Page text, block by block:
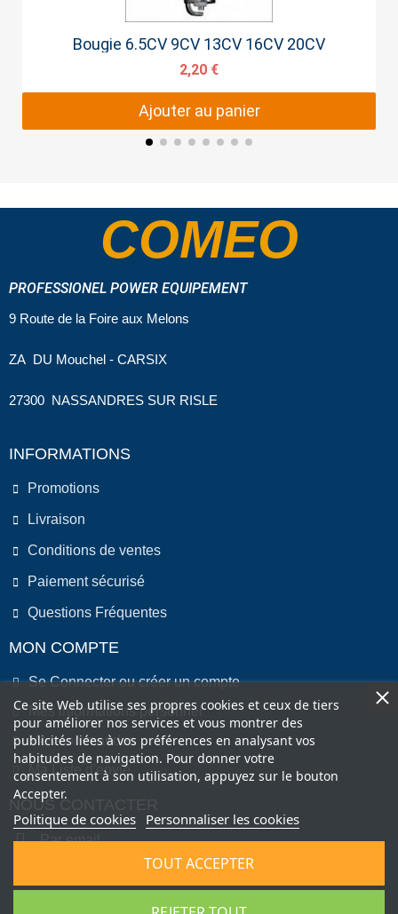
Aperçu rapide
Bougie 6.5CV 9CV 13CV 16CV 20CV
2,20 €
Ajouter au panier
COMEO
PROFESSIONEL POWER EQUIPEMENT
9 Route de la Foire aux Melons
ZA DU Mouchel - CARSIX
27300 NASSANDRES SUR RISLE
INFORMATIONS
Promotions
Livraison
Conditions de ventes
Paiement sécurisé
Questions Fréquentes
MON COMPTE
Se Connecter ou créer un compte
Mes informations personnel
Mes commandes
Ma Liste d'envie
NOUS CONTACTER
Par email
Ce site Web utilise ses propres cookies et ceux de tiers
pour améliorer nos services et vous montrer des
publicités liées à vos préférences en analysant vos
habitudes de navigation. Pour donner votre
consentement à son utilisation, appuyez sur le bouton
Accepter.
Politique de cookies Personnaliser les cookies
TOUT ACCEPTER